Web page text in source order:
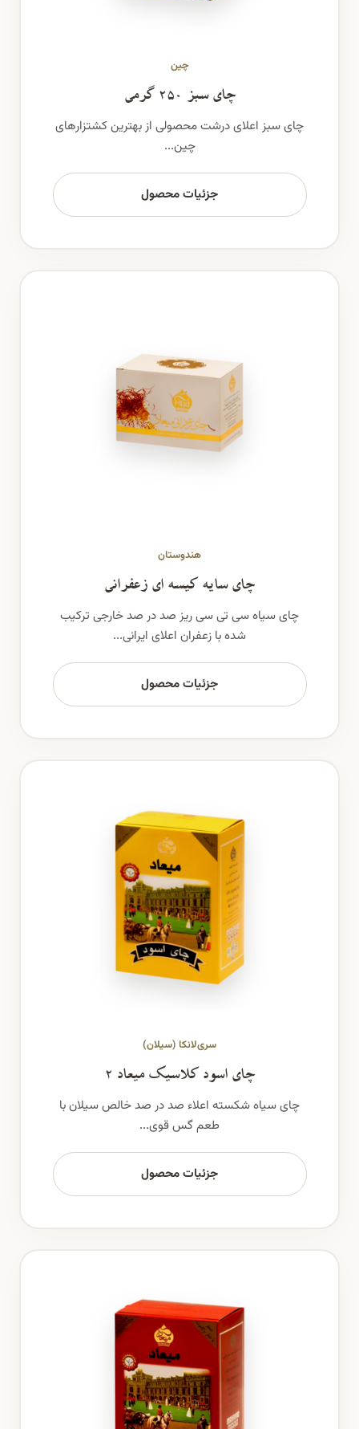
چین
چای سبز ۲۵۰ گرمی
چای سبز اعلای درشت محصولی از بهترین کشتزارهای
چین...
جزئیات محصول
هندوستان
چای سایه کیسه ای زعفرانی
چای سیاه سی تی سی ریز صد در صد خارجی ترکیب
شده با زعفران اعلای ایرانی...
جزئیات محصول
سری‌لانکا (سیلان)
چای اسود کلاسیک میعاد 2
چای سیاه شکسته اعلاء صد در صد خالص سیلان با
طعم گس قوی...
جزئیات محصول